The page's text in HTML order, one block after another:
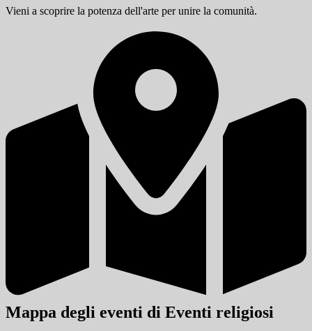
Vieni a scoprire la potenza dell'arte per unire la comunità.
Mappa degli eventi di Eventi religiosi